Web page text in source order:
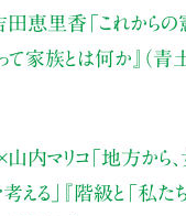
田恵里香 「これから
って家族とは何か』（
内マリコ「地方から、
える」
『階級と「私たち